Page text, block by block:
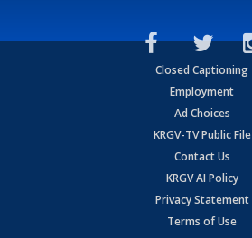
Closed Captioning
Employment
Ad Choices
KRGV-TV Public File
Contact Us
KRGV AI Policy
Privacy Statement
Terms of Use